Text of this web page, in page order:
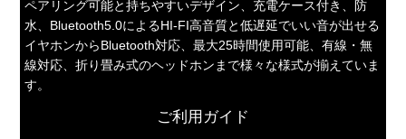
ペアリング可能と持ちやすいデザイン、充電ケース付き、防
水、Bluetooth5.0によるHI-FI高音質と低遅延でいい音が出せる
イヤホンからBluetooth対応、最大25時間使用可能、有線・無
線対応、折り畳み式のヘッドホンまで様々な様式が揃えていま
す。
ご利用ガイド